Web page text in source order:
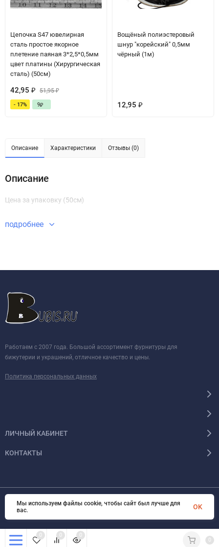
Цепочка S47 ювелирная
сталь простое якорное
плетение паяная 3*2,5*0,5мм
цвет платины (Хирургическая
сталь) (50см)
42,95 ₽ 51,95₽
- 17% 9₽
Вощёный полиэстеровый
шнур "корейский" 0,5мм
чёрный (1м)
12,95 ₽
Описание Характеристики Отзывы (0)
Описание
Цена за упаковку (50см)
подробнее
Работаем с 2007 года. Большой ассортимент фурнитуры для
бижутерии и украшений, отличное качество и цены.
Политика персональных данных
ЛИЧНЫЙ КАБИНЕТ
КОНТАКТЫ
© 2026 BUBIS.RU Все права защищены
0 0 0
0
Мы используем файлы cookie, чтобы сайт был лучше для
вас.
OK